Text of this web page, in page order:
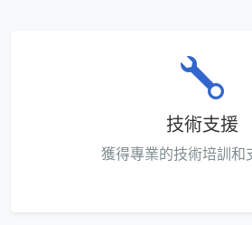
技術支援
獲得專業的技術培訓和